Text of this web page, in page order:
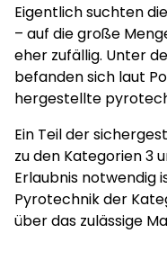
Eigentlich suchten
– auf die große
eher zufällig. Unter
befanden sich laut
hergestellte
Ein Teil der
zu den Kategorien 3
Erlaubnis notwendig
Pyrotechnik der
über das zulässige